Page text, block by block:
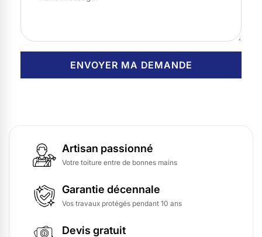
Artisan passionné
Votre toiture entre de bonnes mains
Garantie décennale
Vos travaux protégés pendant 10 ans
Devis gratuit